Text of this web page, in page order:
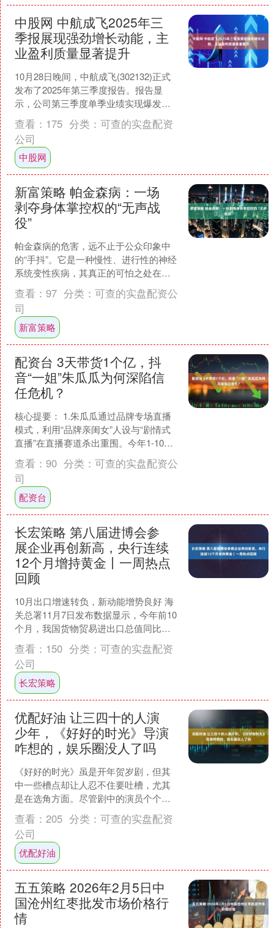
中股网 中航成飞2025年三
季报展现强劲增长动能，主
业盈利质量显著提升
10月28日晚间，中航成飞(302132)正式
发布了2025年第三季度报告。报告显
示，公司第三季度单季业绩实现爆发式
增长，多项核心财务指标大幅提升，凸
显了公司在....
查看： 175 分类： 可查的实盘配资
公司
中股网
新富策略 帕金森病：一场
剥夺身体掌控权的“无声战
役”
帕金森病的危害，远不止于公众印象中
的“手抖”。它是一种慢性、进行性的神经
系统变性疾病，其真正的可怕之处在
于，它会系统性地、一点一滴地剥夺患
者对自己身体的掌控权，....
查看： 97 分类： 可查的实盘配资公
司
新富策略
配资台 3天带货1个亿，抖
音“一姐”朱瓜瓜为何深陷信
任危机？
核心提要： 1.朱瓜瓜通过品牌专场直播
模式，利用“品牌亲闺女”人设与“剧情式
直播”在直播赛道杀出重围。今年1-10月
抖音美妆护肤带货达人榜中，朱瓜瓜3次
登上榜首....
查看： 90 分类： 可查的实盘配资公
司
配资台
长宏策略 第八届进博会参
展企业再创新高，央行连续
12个月增持黄金丨一周热点
回顾
10月出口增速转负，新动能增势良好 海
关总署11月7日发布数据显示，今年前10
个月，我国货物贸易进出口总值同比增
长3.6%，增速较前9个月微幅下调0.4个
百分点....
查看： 150 分类： 可查的实盘配资
公司
长宏策略
优配好油 让三四十的人演
少年，《好好的时光》导演
咋想的，娱乐圈没人了吗
《好好的时光》虽是开年贺岁剧，但其
中一些槽点却让人忍不住要吐槽，尤其
是在选角方面。尽管剧中的演员个个都
是实力派，演技上几乎没有什么大的问
题，但在年龄上的装嫩问题....
查看： 205 分类： 可查的实盘配资
公司
优配好油
五五策略 2026年2月5日中
国沧州红枣批发市场价格行
情